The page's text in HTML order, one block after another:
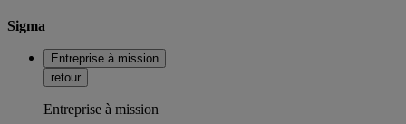
Sigma
Entreprise à mission
retour
Entreprise à mission